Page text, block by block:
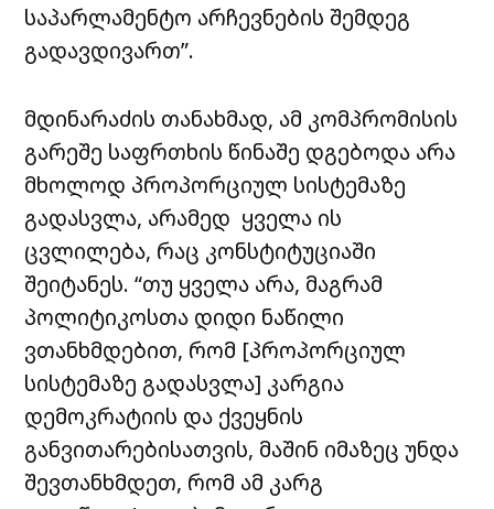
საპარლამენტო არჩევნების შემდეგ
გადავდივართ”.
მდინარაძის თანახმად, ამ კომპრომისის
გარეშე საფრთხის წინაშე დგებოდა არა
მხოლოდ პროპორციულ სისტემაზე
გადასვლა, არამედ ყველა ის
ცვლილება, რაც კონსტიტუციაში
შეიტანეს. “თუ ყველა არა, მაგრამ
პოლიტიკოსთა დიდი ნაწილი
ვთანხმდებით, რომ [პროპორციულ
სისტემაზე გადასვლა] კარგია
დემოკრატიის და ქვეყნის
განვითარებისათვის, მაშინ იმაზეც უნდა
შევთანხმდეთ, რომ ამ კარგ